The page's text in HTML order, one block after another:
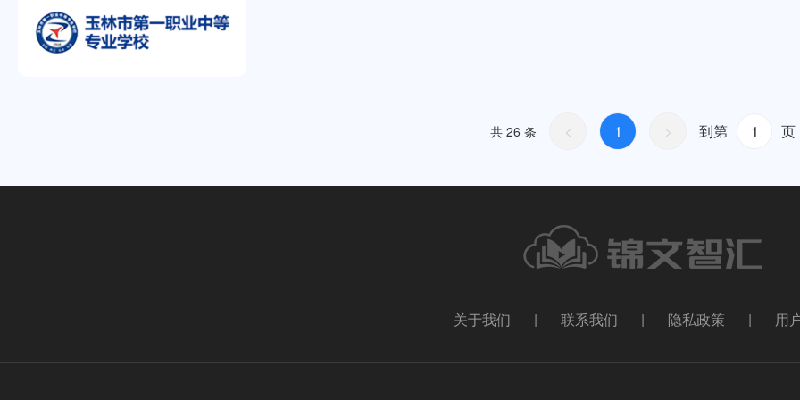
共 26 条 < 1 > 到第 页
关于我们 | 联系我们 | 隐私政策 | 用